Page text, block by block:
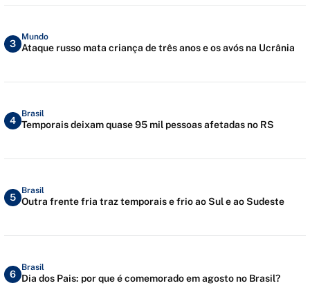
3
Mundo
Ataque russo mata criança de três anos e os avós na Ucrânia
4
Brasil
Temporais deixam quase 95 mil pessoas afetadas no RS
5
Brasil
Outra frente fria traz temporais e frio ao Sul e ao Sudeste
6
Brasil
Dia dos Pais: por que é comemorado em agosto no Brasil?